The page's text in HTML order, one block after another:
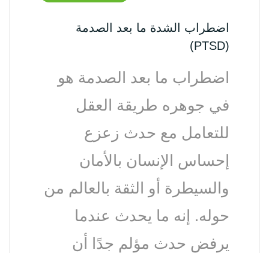
اضطراب الشدة ما بعد الصدمة
(PTSD)
اضطراب ما بعد الصدمة هو
في جوهره طريقة العقل
للتعامل مع حدث زعزع
إحساس الإنسان بالأمان
والسيطرة أو الثقة بالعالم من
حوله. إنه ما يحدث عندما
يرفض حدث مؤلم جدًا أن